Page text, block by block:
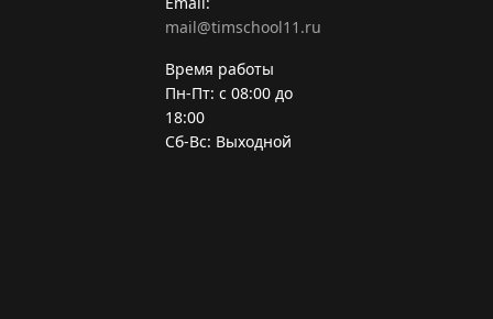
mail@timschool11.ru
Время работы
Пн-Пт: с 08:00 до
18:00
Сб-Вс: Выходной